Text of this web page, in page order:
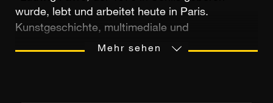
wurde, lebt und arbeitet heute in Paris.
Kunstgeschichte, multimediale und
audiovisionelle Studien, als auch die Weitergabe
Mehr sehen